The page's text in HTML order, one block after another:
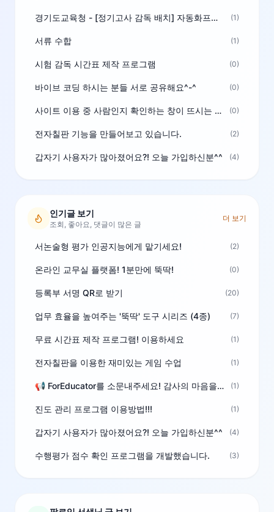
경기도교육청 - [정기고사 감독 배치] 자동화프로그램 보급 (1)
서류 수합 (1)
시험 감독 시간표 제작 프로그램 (0)
바이브 코딩 하시는 분들 서로 공유해요^-^ (0)
사이트 이용 중 사람인지 확인하는 창이 뜨시는 분은 알려주세요 (0)
전자칠판 기능을 만들어보고 있습니다. (2)
갑자기 사용자가 많아졌어요?! 오늘 가입하신분^^ (4)
인기글 보기
조회, 좋아요, 댓글이 많은 글
더 보기
서논술형 평가 인공지능에게 맡기세요! (2)
온라인 교무실 플랫폼! 1분만에 뚝딱! (0)
등록부 서명 QR로 받기 (20)
업무 효율을 높여주는 '뚝딱' 도구 시리즈 (4종) (7)
무료 시간표 제작 프로그램! 이용하세요 (1)
전자칠판을 이용한 재미있는 게임 수업 (1)
📢 ForEducator를 소문내주세요! 감사의 마음을 담은 포인트 선물 (1)
진도 관리 프로그램 이용방법!!! (1)
갑자기 사용자가 많아졌어요?! 오늘 가입하신분^^ (4)
수행평가 점수 확인 프로그램을 개발했습니다. (3)